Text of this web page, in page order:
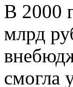
В 2000
млрд
смогла